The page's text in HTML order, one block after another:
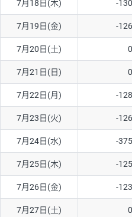
7月18日(木) -130
7月19日(金) -126
7月20日(土) 0
7月21日(日) 0
7月22日(月) -128
7月23日(火) -126
7月24日(水) -375
7月25日(木) -125
7月26日(金) -123
7月27日(土) 0